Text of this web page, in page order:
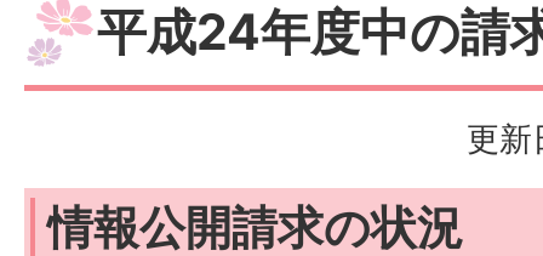
平成24年度中の請
更新
情報公開請求の状況